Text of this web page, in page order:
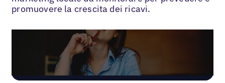
promuovere la crescita dei ricavi.